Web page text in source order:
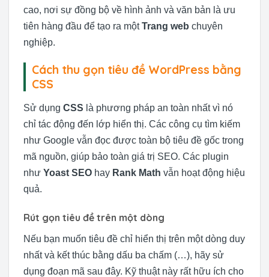
cao, nơi sự đồng bộ về hình ảnh và văn bản là ưu
tiên hàng đầu để tạo ra mộtTrang web chuyên
nghiệp.
Cách thu gọn tiêu đề WordPress bằng
CSS
Sử dụng CSS là phương pháp an toàn nhất vì nó
chỉ tác động đến lớp hiển thị. Các công cụ tìm kiếm
như Google vẫn đọc được toàn bộ tiêu đề gốc trong
mã nguồn, giúp bảo toàn giá trị SEO. Các plugin
như Yoast SEO hay Rank Math vẫn hoạt động hiệu
quả.
Rút gọn tiêu đề trên một dòng
Nếu bạn muốn tiêu đề chỉ hiển thị trên một dòng duy
nhất và kết thúc bằng dấu ba chấm (…), hãy sử
dụng đoạn mã sau đây. Kỹ thuật này rất hữu ích cho